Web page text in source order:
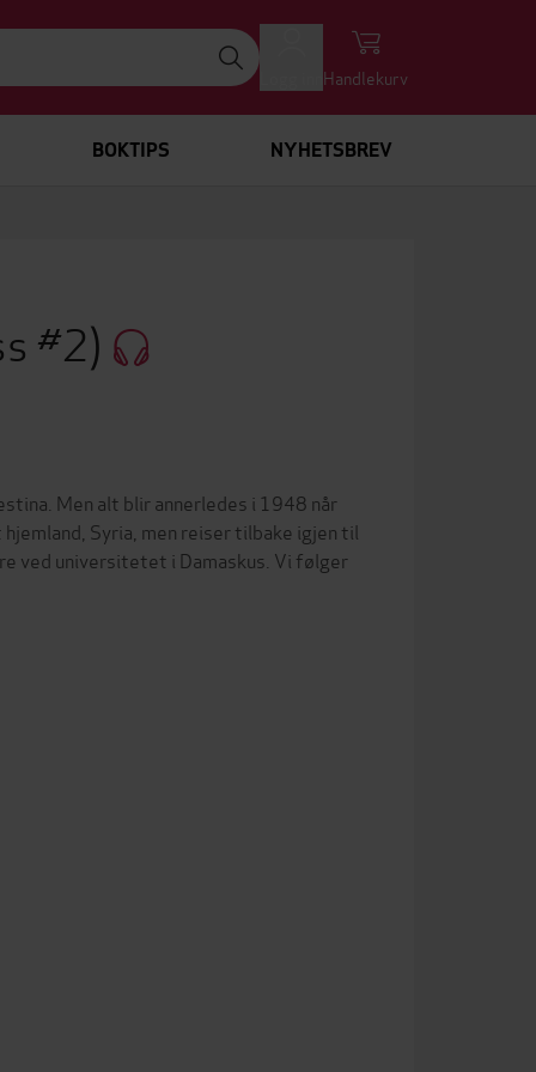
Handlekurv
BOKTIPS NYHETSBREV
#2)
Men alt blir annerledes i 1948 når
Syria, men reiser tilbake igjen til
ved universitetet i Damaskus. Vi følger